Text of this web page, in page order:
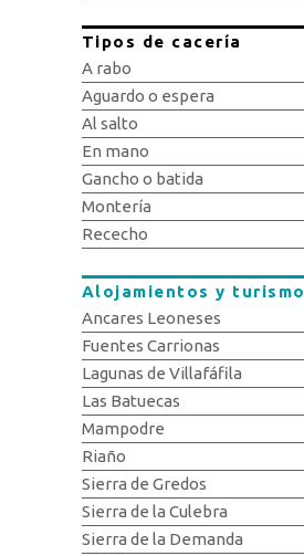
Tipos de cacería
A rabo
Aguardo o espera
Al salto
En mano
Gancho o batida
Montería
Rececho
Alojamientos y turismo
Ancares Leoneses
Fuentes Carrionas
Lagunas de Villafáfila
Las Batuecas
Mampodre
Riaño
Sierra de Gredos
Sierra de la Culebra
Sierra de la Demanda